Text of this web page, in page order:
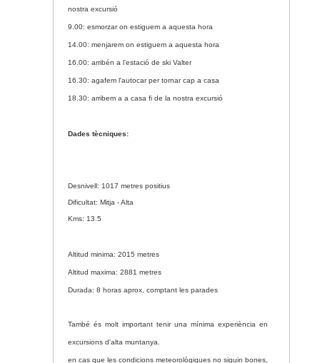
nostra excursió
9.00: esmorzar on estiguem a aquesta hora
14.00: menjarem on estiguem a aquesta hora
16.00: arribén a l’estació de ski Valter
16.30: agafem l'autocar per tornar cap a casa
18.30: arribem a a casa fi de la nostra excursió
Dades tècniques:
Desnivell: 1017 metres positius
Dificultat: Mitja - Alta
Kms: 13.5
Altitud minima: 2015 metres
Altitud maxima: 2881 metres
Durada: 8 horas aprox, comptant les parades
També és molt important tenir una mínima experiència en
excursions d'alta muntanya.
en cas que les condicions meteorològiques no siguin bones,